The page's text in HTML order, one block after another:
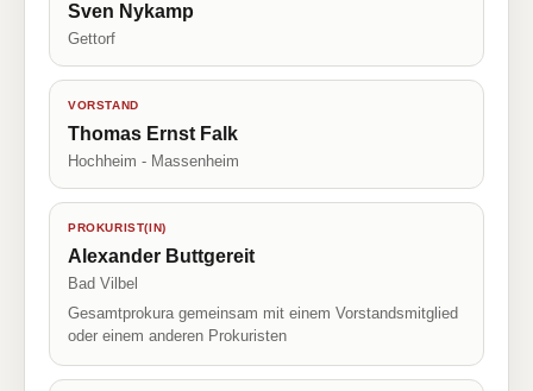
Sven Nykamp
Gettorf
VORSTAND
Thomas Ernst Falk
Hochheim - Massenheim
PROKURIST(IN)
Alexander Buttgereit
Bad Vilbel
Gesamtprokura gemeinsam mit einem Vorstandsmitglied
oder einem anderen Prokuristen